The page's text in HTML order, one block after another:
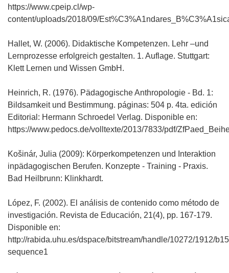
https://www.cpeip.cl/wp-
content/uploads/2018/09/
Hallet, W. (2006). Didaktische Kompetenzen. Lehr –und
Lernprozesse erfolgreich gestalten. 1. Auflage. Stuttgart:
Klett Lernen und Wissen GmbH.
Heinrich, R. (1976). Pädagogische Anthropologie - Bd. 1:
Bildsamkeit und Bestimmung. páginas: 504 p. 4ta. edición
Editorial: Hermann Schroedel Verlag. Disponible en:
https://www.pedocs.de/volltexte/2013/7833/pdf/
Košinár, Julia (2009): Körperkompetenzen und Interaktion
inpädagogischen Berufen. Konzepte - Training - Praxis.
Bad Heilbrunn: Klinkhardt.
López, F. (2002). El análisis de contenido como método de
investigación. Revista de Educación, 21(4), pp. 167-179.
Disponible en:
http://rabida.uhu.es/dspace/bitstream/handle/10272/1912/
sequence1